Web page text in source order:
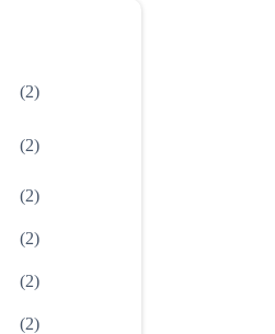
(2)
(2)
(2)
(2)
(2)
(2)